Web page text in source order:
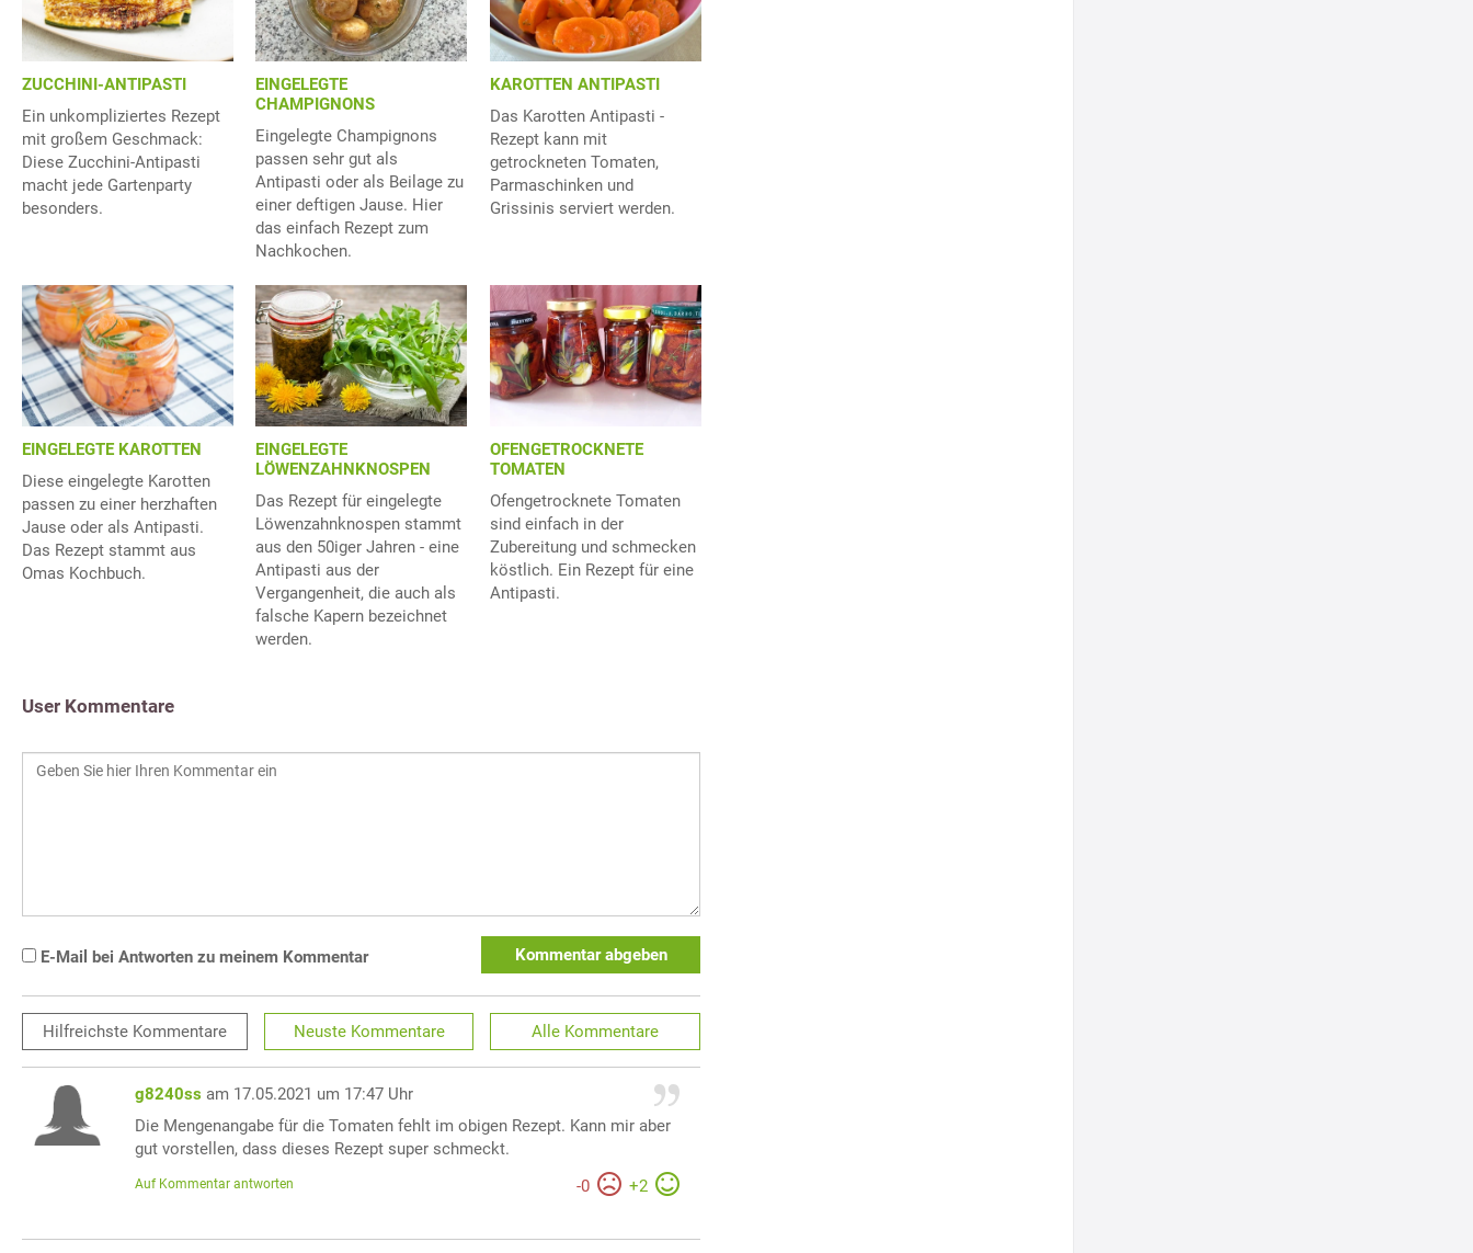
ZUCCHINI-ANTIPASTI
Ein unkompliziertes Rezept
mit großem Geschmack:
Diese Zucchini-Antipasti
macht jede Gartenparty
besonders.
EINGELEGTE
CHAMPIGNONS
Eingelegte Champignons
passen sehr gut als
Antipasti oder als Beilage zu
einer deftigen Jause. Hier
das einfach Rezept zum
Nachkochen.
KAROTTEN ANTIPASTI
Das Karotten Antipasti -
Rezept kann mit
getrockneten Tomaten,
Parmaschinken und
Grissinis serviert werden.
EINGELEGTE KAROTTEN
Diese eingelegte Karotten
passen zu einer herzhaften
Jause oder als Antipasti.
Das Rezept stammt aus
Omas Kochbuch.
EINGELEGTE
LÖWENZAHNKNOSPEN
Das Rezept für eingelegte
Löwenzahnknospen stammt
aus den 50iger Jahren - eine
Antipasti aus der
Vergangenheit, die auch als
falsche Kapern bezeichnet
werden.
OFENGETROCKNETE
TOMATEN
Ofengetrocknete Tomaten
sind einfach in der
Zubereitung und schmecken
köstlich. Ein Rezept für eine
Antipasti.
User Kommentare
E-Mail bei Antworten zu meinem Kommentar Kommentar abgeben
Hilfreichste Kommentare Neuste Kommentare Alle Kommentare
g8240ss am 17.05.2021 um 17:47 Uhr
Die Mengenangabe für die Tomaten fehlt im obigen Rezept. Kann mir aber
gut vorstellen, dass dieses Rezept super schmeckt.
-0 +2
Auf Kommentar antworten